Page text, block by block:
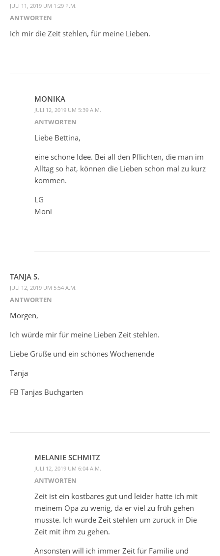
JULI 11, 2019 UM 1:29 P.M.
ANTWORTEN
Ich mir die Zeit stehlen, für meine Lieben.
MONIKA
JULI 12, 2019 UM 5:39 A.M.
ANTWORTEN
Liebe Bettina,
eine schöne Idee. Bei all den Pflichten, die man im
Alltag so hat, können die Lieben schon mal zu kurz
kommen.
LG
Moni
TANJA S.
JULI 12, 2019 UM 5:54 A.M.
ANTWORTEN
Morgen,
Ich würde mir für meine Lieben Zeit stehlen.
Liebe Grüße und ein schönes Wochenende
Tanja
FB Tanjas Buchgarten
MELANIE SCHMITZ
JULI 12, 2019 UM 6:04 A.M.
ANTWORTEN
Zeit ist ein kostbares gut und leider hatte ich mit
meinem Opa zu wenig, da er viel zu früh gehen
musste. Ich würde Zeit stehlen um zurück in Die
Zeit mit ihm zu gehen.
Ansonsten will ich immer Zeit für Familie und